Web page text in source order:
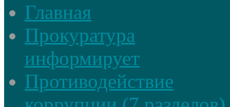
Главная
Прокуратура
информирует
Противодействие